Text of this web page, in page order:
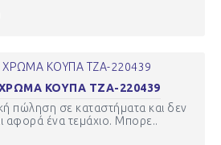
ΚΟΥΠΑ ΤΖΑ-220439
πώληση σε καταστήματα και δεν
αφορά ένα τεμάχιο. Μπορε..